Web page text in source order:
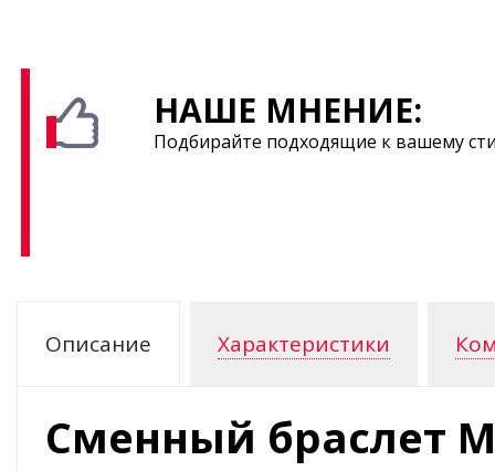
НАШЕ МНЕНИЕ:
Подбирайте подходящие к вашему
Описание Характеристики
Сменный браслет